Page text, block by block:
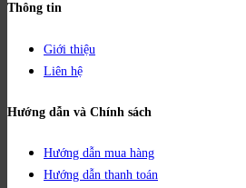
Thông tin
Giới thiệu
Liên hệ
Hướng dẫn và Chính sách
Hướng dẫn mua hàng
Hướng dẫn thanh toán